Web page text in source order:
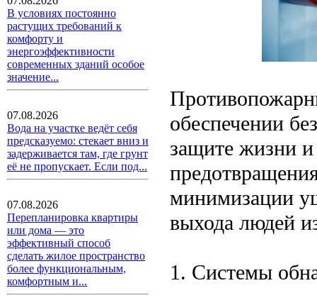
В условиях постоянно
растущих требований к
комфорту и
энергоэффективности
современных зданий особое
значение...
07.08.2026
Вода на участке ведёт себя
предсказуемо: стекает вниз и
задерживается там, где грунт
её не пропускает. Если под...
07.08.2026
Перепланировка квартиры
или дома — это
эффективный способ
сделать жилое пространство
более функциональным,
комфортным и...
обеспечении
защите жизни
минимизации
выхода людей
1. Системы